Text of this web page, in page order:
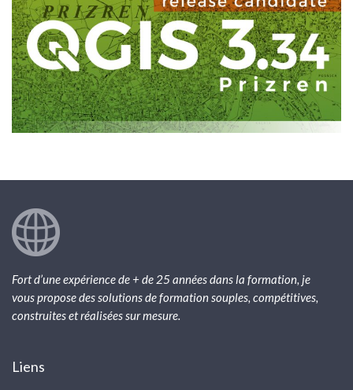
Fort d’une expérience de + de 25 années dans la formation, je
vous propose des solutions de formation souples, compétitives,
construites et réalisées sur mesure.
Liens